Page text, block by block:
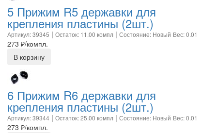
5 Прижим R5 державки для
крепления пластины (2шт.)
Артикул: 39345 | Остаток: 11.00 компл | Состояние: Новый Вес: 0.01
273 ₽/компл.
В корзину
6 Прижим R6 державки для
крепления пластины (2шт.)
Артикул: 39344 | Остаток: 25.00 компл | Состояние: Новый Вес: 0.01
273 ₽/компл.